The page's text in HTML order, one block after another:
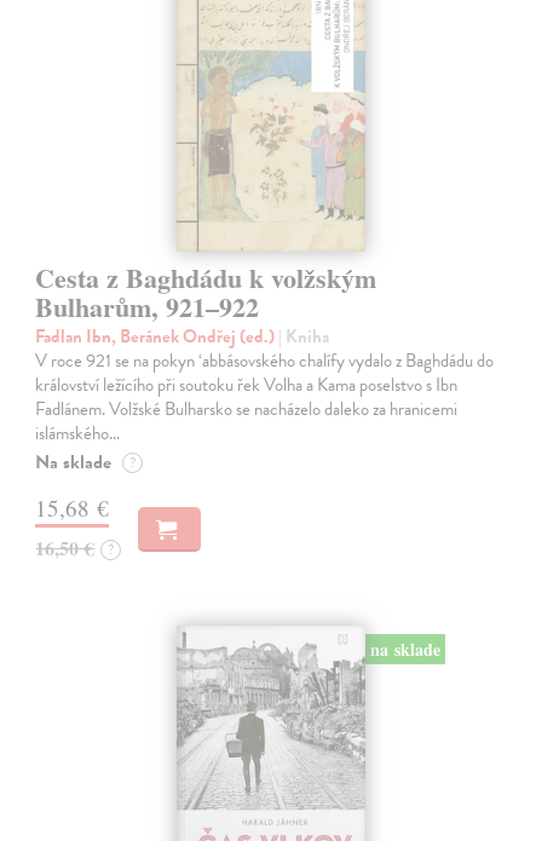
Cesta z Baghdádu k volžským
Bulharům, 921–922
Fadlan Ibn, Beránek Ondřej (ed.)| Kniha
V roce 921 se na pokyn ‘abbásovského chalífy vydalo z Baghdádu do
království ležícího při soutoku řek Volha a Kama poselstvo s Ibn
Fadlánem. Volžské Bulharsko se nacházelo daleko za hranicemi
islámského…
Na sklade ?
15,68 €
16,50 € ?
na sklade